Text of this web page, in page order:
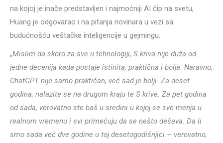
na kojoj je inače predstavljen i najmoćniji AI čip na svetu,
Huang je odgovarao i na pitanja novinara u vezi sa
budućnošću veštačke inteligencije u gejmingu.
„Mislim da skoro za sve u tehnologiji, S kriva nije duža od
jedne decenija kada postaje istinita, praktična i bolja. Naravno,
ChatGPT nije samo praktičan, već sad je bolji. Za deset
godina, nalazite se na drugom kraju te S krive. Za pet godina
od sada, verovatno ste baš u sredini u kojoj se sve menja u
realnom vremenu i svi primećuju da se nešto dešava. Da li
smo sada već dve godine u toj desetogodišnjici – verovatno,